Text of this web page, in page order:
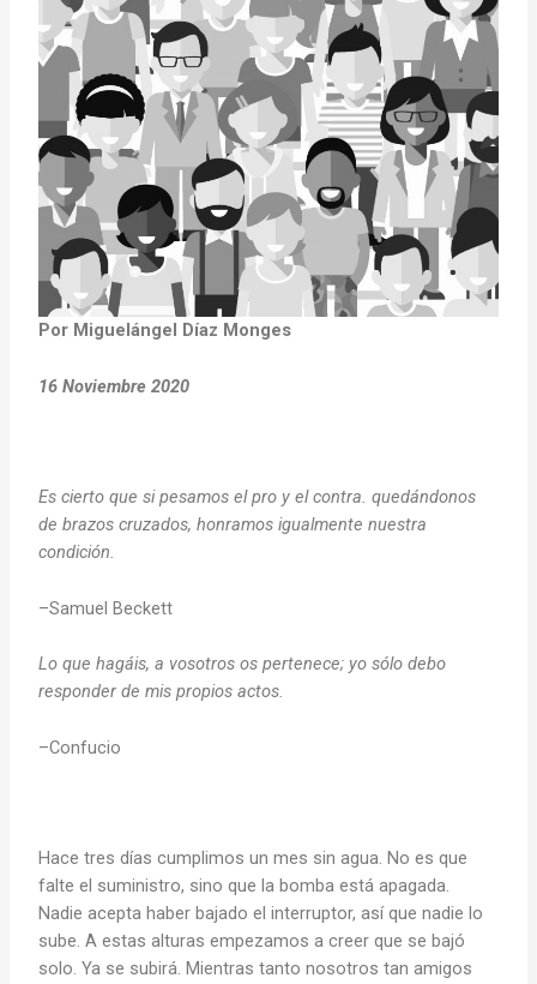
Por Miguelángel Díaz Monges
16 Noviembre 2020
Es cierto que si pesamos el pro y el contra. quedándonos
de brazos cruzados, honramos igualmente nuestra
condición.
–Samuel Beckett
Lo que hagáis, a vosotros os pertenece; yo sólo debo
responder de mis propios actos.
–Confucio
Hace tres días cumplimos un mes sin agua. No es que
falte el suministro, sino que la bomba está apagada.
Nadie acepta haber bajado el interruptor, así que nadie lo
sube. A estas alturas empezamos a creer que se bajó
solo. Ya se subirá. Mientras tanto nosotros tan amigos